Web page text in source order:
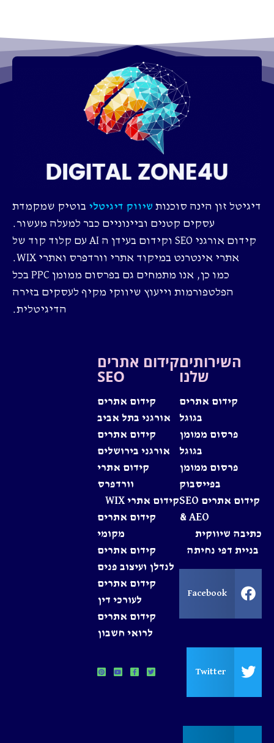
דיגיטל זון הינה סוכנות שיווק דיגיטלי בוטיק שמקמדת
עסקים קטנים וביינוניים כבר למעלה מעשור.
קידום אורגני SEO וקידום בעידן ה AI עם קלוד קוד של
אתרי אינטרנט במיקוד אתרי וורדפרס ואתרי WIX.
כמו כן, אנו מתמחים גם בפרסום ממומן PPC בכל
הפלטפורמות וייעוץ שיווקי מקיף לעסקים בזירה
הדיגיטלית.
השירותים
שלנו
קידום אתרים
בגוגל
פרסום ממומן
בגוגל
פרסום ממומן
בפייסבוק
קידום אתרים SEO
& AEO
כתיבה שיווקית
בניית דפי נחיתה
Facebook
Twitter
קידום אתרים
SEO
קידום אתרים
אורגני בתל אביב
קידום אתרים
אורגני בירושלים
קידום אתרי
וורדפרס
קידום אתרי WIX
קידום אתרים
מקומי
קידום אתרים
לנדלן ועיצוב פנים
קידום אתרים
לעורכי דין
קידום אתרים
לרואי חשבון